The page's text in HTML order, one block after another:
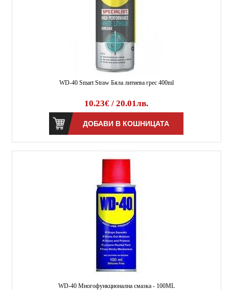
WD-40 Smart Straw Бяла литиева грес 400ml
10.23€ / 20.01лв.
WD-40 Многофункционална смазка - 100ML